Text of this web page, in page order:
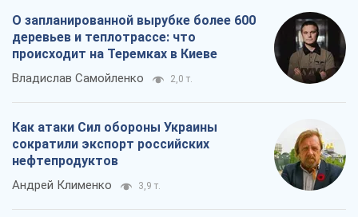
О запланированной вырубке более 600
деревьев и теплотрассе: что
происходит на Теремках в Киеве
Владислав Самойленко 2,0 т.
Как атаки Сил обороны Украины
сократили экспорт российских
нефтепродуктов
Андрей Клименко 3,9 т.